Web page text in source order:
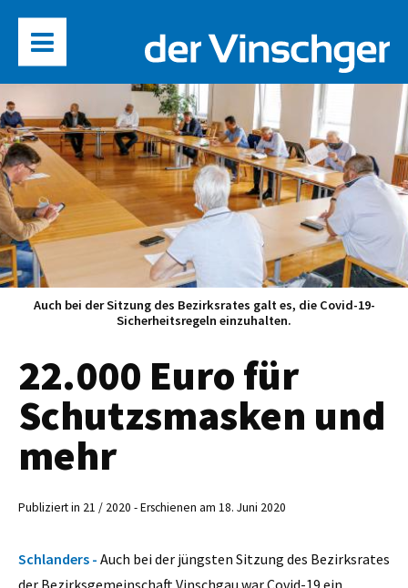
Auch bei der Sitzung des Bezirksrates galt es, die Covid-19-
Sicherheitsregeln einzuhalten.
22.000 Euro für
Schutzsmasken und
mehr
Publiziert in 21 / 2020 - Erschienen am 18. Juni 2020
Schlanders - Auch bei der jüngsten Sitzung des Bezirksrates
der Bezirksgemeinschaft Vinschgau war Covid-19 ein